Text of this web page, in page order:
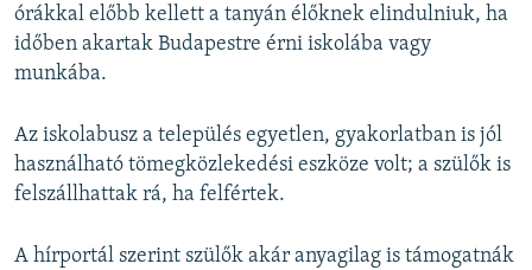
órákkal előbb kellett a tanyán élőknek elindulniuk, ha
időben akartak Budapestre érni iskolába vagy
munkába.
Az iskolabusz a település egyetlen, gyakorlatban is jól
használható tömegközlekedési eszköze volt; a szülők is
felszállhattak rá, ha felfértek.
A hírportál szerint szülők akár anyagilag is támogatnák